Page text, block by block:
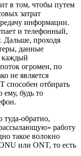
в том, чтобы путем
затрат
информации.
и телефонный,
Дальше, проходя
данные
каждый
огромен, по
не является
отбирать
ему, будь то
обратно,
работу
такое волокно
или ONT, то есть